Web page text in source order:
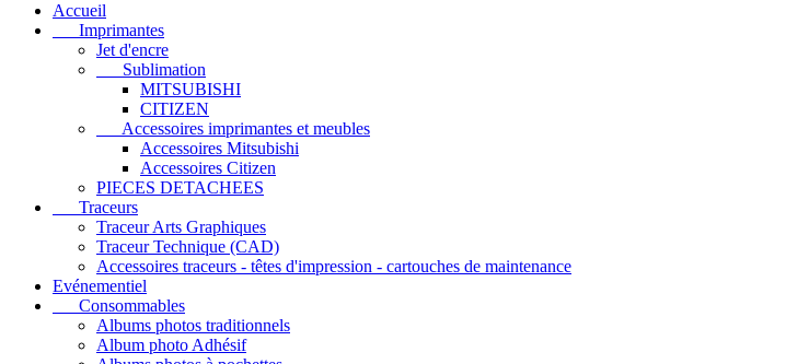
Accueil
Imprimantes
Jet d'encre
Sublimation
MITSUBISHI
CITIZEN
Accessoires imprimantes et meubles
Accessoires Mitsubishi
Accessoires Citizen
PIECES DETACHEES
Traceurs
Traceur Arts Graphiques
Traceur Technique (CAD)
Accessoires traceurs - têtes d'impression - cartouches de maintenance
Evénementiel
Consommables
Albums photos traditionnels
Album photo Adhésif